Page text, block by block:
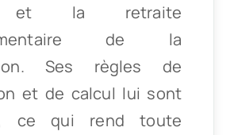
et la retraite
de la
Ses règles de
et de calcul lui sont
ce qui rend toute